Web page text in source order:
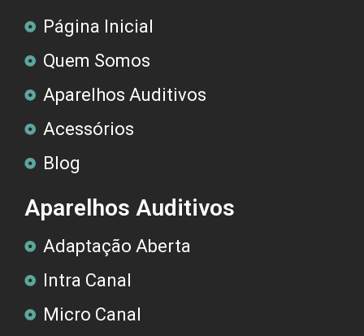
Página Inicial
Quem Somos
Aparelhos Auditivos
Acessórios
Blog
Aparelhos Auditivos
Adaptação Aberta
Intra Canal
Micro Canal